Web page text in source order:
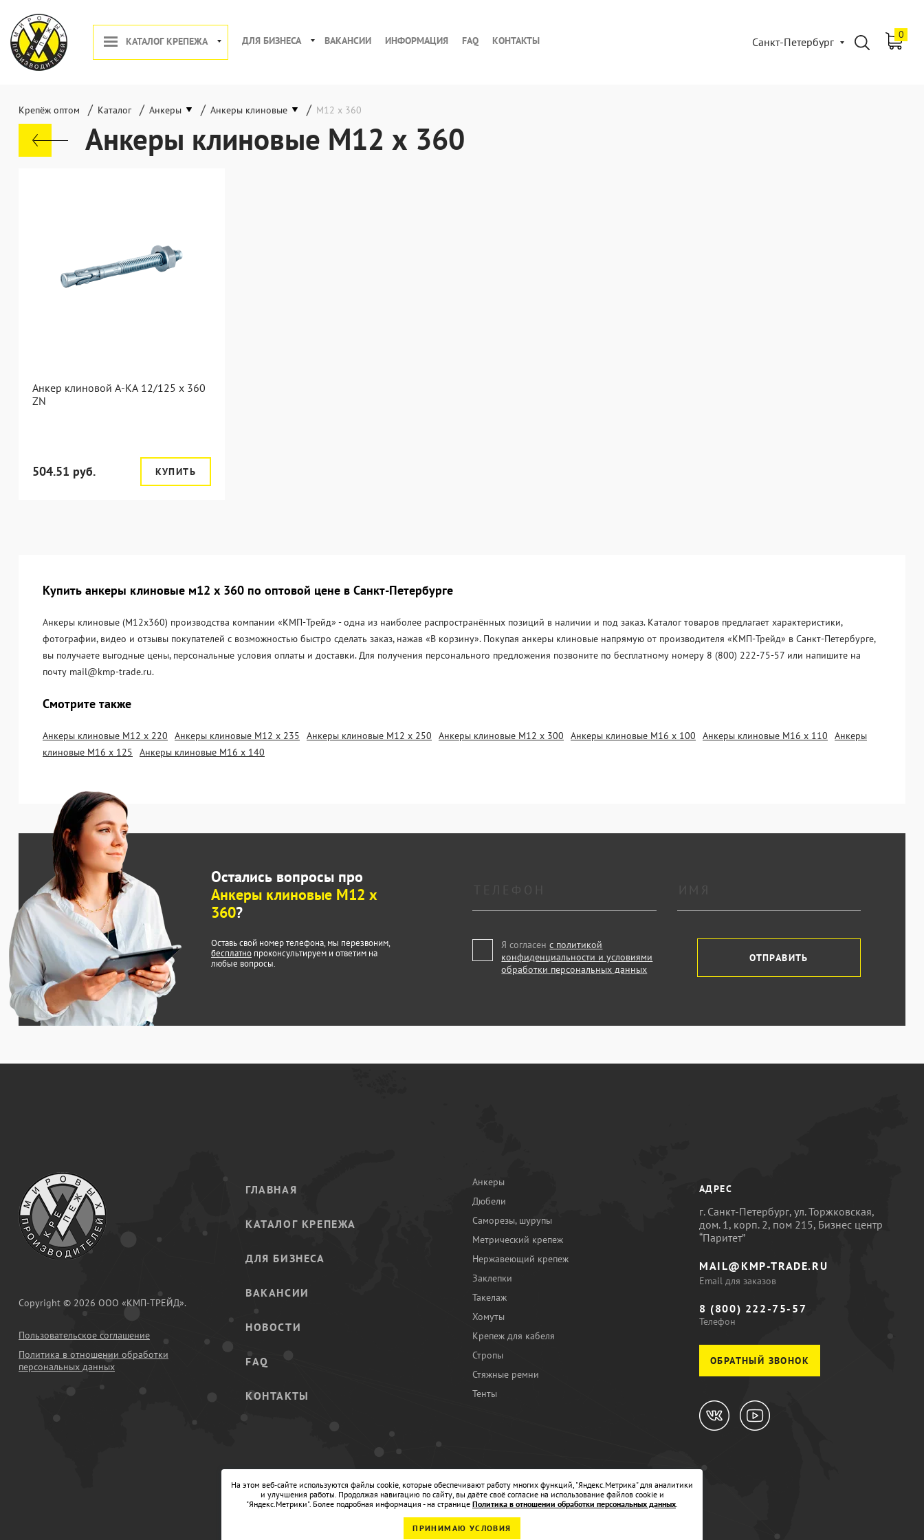
КАТАЛОГ КРЕПЕЖА ДЛЯ БИЗНЕСА ВАКАНСИИ ИНФОРМАЦИЯ FAQ КОНТАКТЫ Санкт-Петербург
0
Крепёж оптом / Каталог / Анкеры / Анкеры клиновые / М12 х 360
Анкеры клиновые М12 х 360
Анкер клиновой А-КА 12/125 x 360
ZN
504.51 руб. КУПИТЬ
Купить анкеры клиновые м12 х 360 по оптовой цене в Санкт-Петербурге
Анкеры клиновые (М12х360) производства компании «KМП-Трейд» - одна из наиболее распространённых позиций в наличии и под заказ. Каталог товаров предлагает характеристики,
фотографии, видео и отзывы покупателей с возможностью быстро сделать заказ, нажав «В корзину». Покупая анкеры клиновые напрямую от производителя «KМП-Трейд» в Санкт-Петербурге,
вы получаете выгодные цены, персональные условия оплаты и доставки. Для получения персонального предложения позвоните по бесплатному номеру 8 (800) 222-75-57 или напишите на
почту mail@kmp-trade.ru.
Смотрите также
Анкеры клиновые М12 х 220 Анкеры клиновые М12 х 235 Анкеры клиновые М12 х 250 Анкеры клиновые М12 х 300 Анкеры клиновые М16 х 100 Анкеры клиновые М16 х 110
Анкеры
клиновые М16 х 125
Анкеры клиновые М16 х 140
Остались вопросы про
Анкеры клиновые М12 х
360?
Оставь свой номер телефона, мы перезвоним,
бесплатно проконсультируем и ответим на
любые вопросы.
Я согласенс политикой
конфиденциальности и условиями
обработки персональных данных
ОТПРАВИТЬ
Copyright © 2026 ООО «КМП-ТРЕЙД».
Пользовательское соглашение
Политика в отношении обработки
персональных данных
ГЛАВНАЯ
КАТАЛОГ КРЕПЕЖА
ДЛЯ БИЗНЕСА
ВАКАНСИИ
НОВОСТИ
FAQ
КОНТАКТЫ
Анкеры
Дюбели
Саморезы, шурупы
Метрический крепеж
Нержавеющий крепеж
Заклепки
Такелаж
Хомуты
Крепеж для кабеля
Стропы
Стяжные ремни
Тенты
АДРЕС
г. Санкт-Петербург, ул. Торжковская,
дом. 1, корп. 2, пом 215, Бизнес центр
“Паритет”
MAIL@KMP-TRADE.RU
Email для заказов
8 (800) 222-75-57
Телефон
ОБРАТНЫЙ ЗВОНОК
На этом веб-сайте используются файлы cookie, которые обеспечивают работу многих функций, "Яндекс.Метрика" для аналитики
и улучшения работы. Продолжая навигацию по сайту, вы даёте своё согласие на использование файлов cookie и
"Яндекс.Метрики". Более подробная информация - на странице Политика в отношении обработки персональных данных.
ПРИНИМАЮ УСЛОВИЯ